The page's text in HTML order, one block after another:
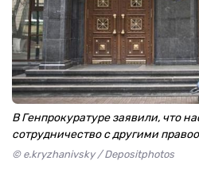
В Генпрокуратуре заявили, что
сотрудничество с другими
© e.kryzhanivsky / Depositphotos